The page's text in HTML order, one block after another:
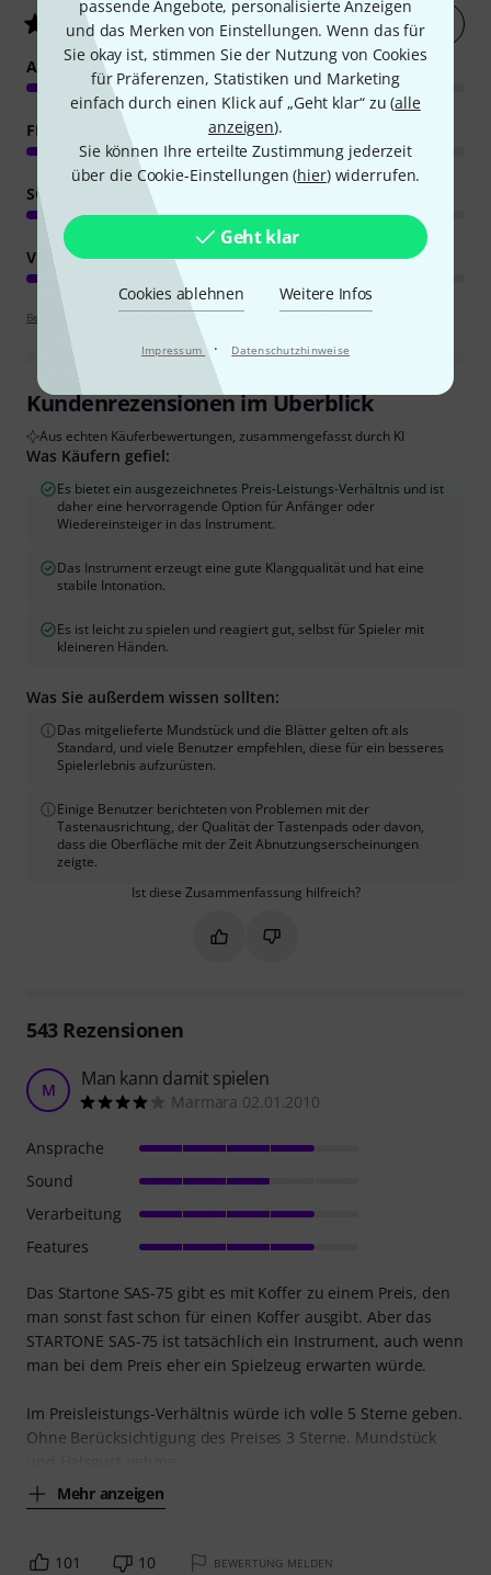
passende Angebote, personalisierte Anzeigen
und das Merken von Einstellungen. Wenn das für
Sie okay ist, stimmen Sie der Nutzung von Cookies
für Präferenzen, Statistiken und Marketing
einfach durch einen Klick auf „Geht klar“ zu (alle
anzeigen).
Sie können Ihre erteilte Zustimmung jederzeit
über die Cookie-Einstellungen (hier) widerrufen.
Geht klar
Cookies ablehnen Weitere Infos
Impressum · Datenschutzhinweise
4.3/ 5 Jetzt bewerten
ANSPRACHE
FEATURES
SOUND
VERARBEITUNG
Bewertungsrichtlinien
Kundenrezensionen im Überblick
Aus echten Käuferbewertungen, zusammengefasst durch KI
Was Käufern gefiel:
Es bietet ein ausgezeichnetes Preis-Leistungs-Verhältnis und ist
daher eine hervorragende Option für Anfänger oder
Wiedereinsteiger in das Instrument.
Das Instrument erzeugt eine gute Klangqualität und hat eine
stabile Intonation.
Es ist leicht zu spielen und reagiert gut, selbst für Spieler mit
kleineren Händen.
Was Sie außerdem wissen sollten:
Das mitgelieferte Mundstück und die Blätter gelten oft als
Standard, und viele Benutzer empfehlen, diese für ein besseres
Spielerlebnis aufzurüsten.
Einige Benutzer berichteten von Problemen mit der
Tastenausrichtung, der Qualität der Tastenpads oder davon,
dass die Oberfläche mit der Zeit Abnutzungserscheinungen
zeigte.
Ist diese Zusammenfassung hilfreich?
Markieren Sie diese
Markieren Sie diese
543Rezensionen
M Man kann damit spielen
Marmara 02.01.2010
Das Startone SAS-75 gibt es mit Koffer zu einem Preis, den
man sonst fast schon für einen Koffer ausgibt. Aber das
STARTONE SAS-75 ist tatsächlich ein Instrument, auch wenn
man bei dem Preis eher ein Spielzeug erwarten würde.
Im Preisleistungs-Verhältnis würde ich volle 5 Sterne geben.
Ohne Berücksichtigung des Preises 3 Sterne. Mundstück
Mehr anzeigen
Ansprache
Sound
Verarbeitung
Features
101 10 BEWERTUNG MELDEN